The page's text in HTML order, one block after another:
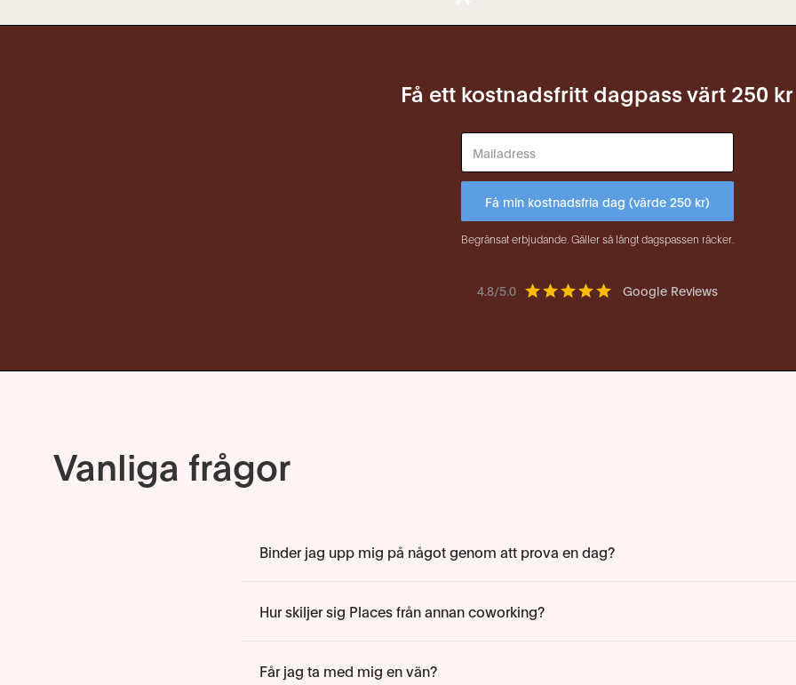
Få ett kostnadsfritt dagpass värt 250 kr
Begränsat erbjudande. Gäller så långt dagspassen räcker.
4.8/5.0 Google Reviews
Vanliga frågor
Binder jag upp mig på något genom att prova en dag?
Hur skiljer sig Places från annan coworking?
Får jag ta med mig en vän?